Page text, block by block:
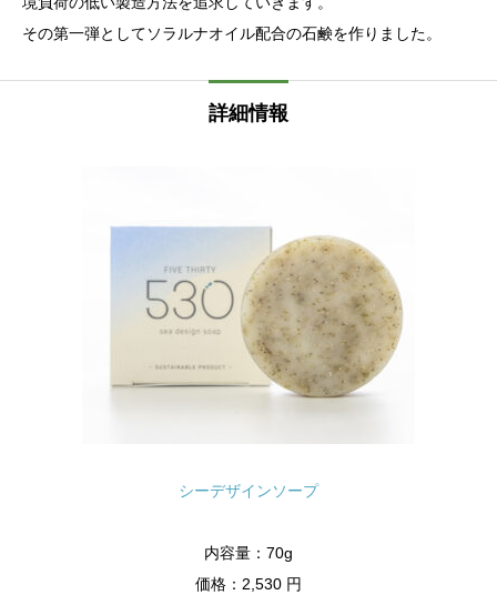
その第一弾としてソラルナオイル配合の石鹸を作りました。
詳細情報
シーデザインソープ
内容量：70g
価格：2,530 円